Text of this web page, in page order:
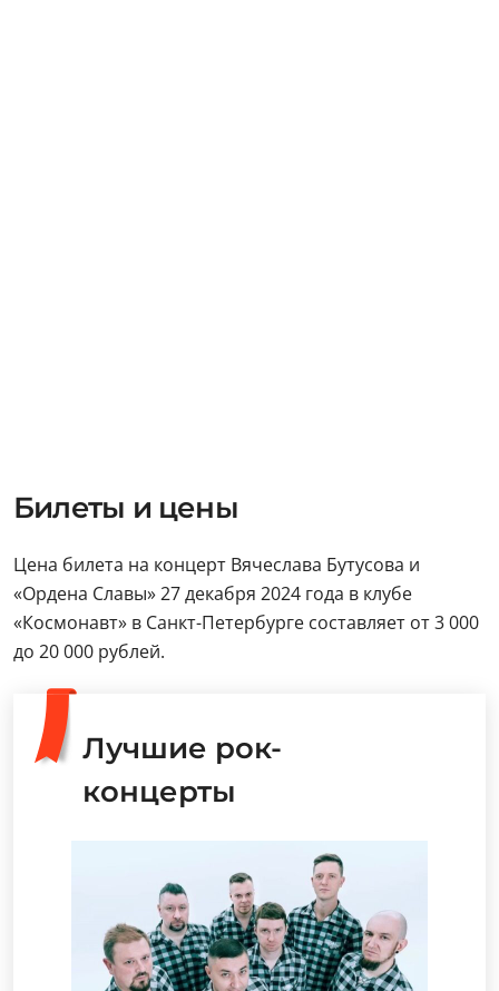
Билеты и цены
Цена билета на концерт Вячеслава Бутусова и
«Ордена Славы» 27 декабря 2024 года в клубе
«Космонавт» в Санкт-Петербурге составляет от 3 000
до 20 000 рублей.
Лучшие рок-
концерты